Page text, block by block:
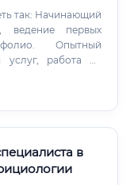
ведение первых
Опытный
работа со
в